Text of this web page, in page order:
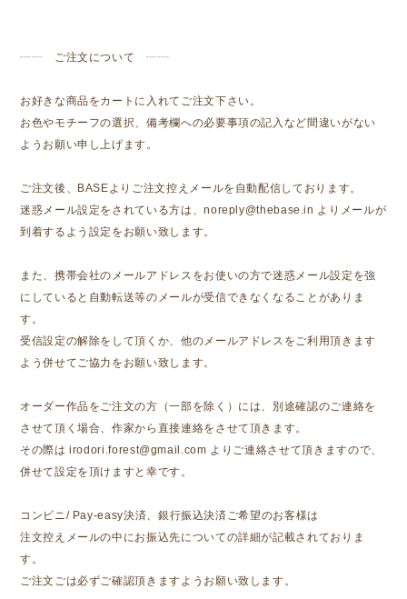
┈┈ ご注文について ┈┈
お好きな商品をカートに入れてご注文下さい。
お色やモチーフの選択、備考欄への必要事項の記入など間違いがない
ようお願い申し上げます。
ご注文後、BASEよりご注文控えメールを自動配信しております。
迷惑メール設定をされている方は、noreply@thebase.in よりメールが
到着するよう設定をお願い致します。
また、携帯会社のメールアドレスをお使いの方で迷惑メール設定を強
にしていると自動転送等のメールが受信できなくなることがありま
す。
受信設定の解除をして頂くか、他のメールアドレスをご利用頂きます
よう併せてご協力をお願い致します。
オーダー作品をご注文の方（一部を除く）には、別途確認のご連絡を
させて頂く場合、作家から直接連絡をさせて頂きます。
その際はirodori.forest@gmail.com よりご連絡させて頂きますので、
併せて設定を頂けますと幸です。
コンビニ/ Pay-easy決済、銀行振込決済ご希望のお客様は
注文控えメールの中にお振込先についての詳細が記載されておりま
す。
ご注文ごは必ずご確認頂きますようお願い致します。